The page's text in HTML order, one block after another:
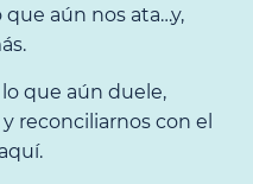
que aún nos ata…y,
que aún duele,
reconciliarnos con el